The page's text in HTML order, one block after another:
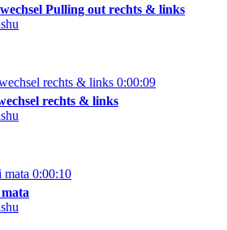
Pulling out rechts & links
0:00:09
rechts & links
0:00:10